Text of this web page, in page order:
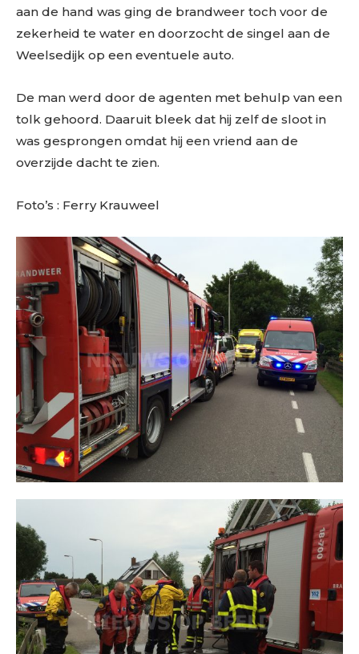
aan de hand was ging de brandweer toch voor de
zekerheid te water en doorzocht de singel aan de
Weelsedijk op een eventuele auto.
De man werd door de agenten met behulp van een
tolk gehoord. Daaruit bleek dat hij zelf de sloot in
was gesprongen omdat hij een vriend aan de
overzijde dacht te zien.
Foto’s : Ferry Krauweel